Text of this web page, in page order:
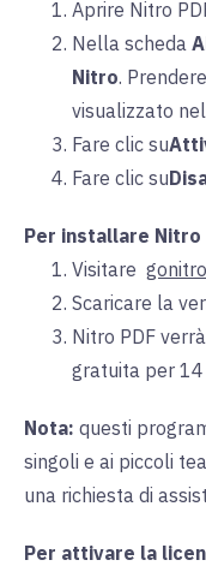
Aprire Nitro
Nella scheda
Nitro.
visualizzato
Fare clic su
Fare clic su
Per installare Nitro
Visitare
Scaricare la
Nitro PDF
gratuita per 14
Nota: questi
singoli e ai piccoli
una richiesta di
Per attivare la